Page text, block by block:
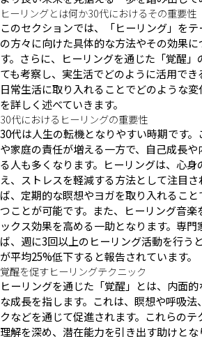
ヒーリングとは何か30代におけるその重要性
このセクションでは、「ヒーリング」を
の方々に向けた具体的な方法やその効果に
す。さらに、ヒーリングを通じた「覚醒」
ても考察し、実生活でどのように活用でき
日常生活に取り入れることでどのような
を詳しく述べていきます。
30代におけるヒーリングの重要性
30代は人生の転機となりやすい時期です
や家庭の責任が増える一方で、自己成長
る人も多くなります。ヒーリングは、心身
え、ストレスを軽減する方法として注目さ
ば、定期的な瞑想やヨガを取り入れるこ
つことが可能です。また、ヒーリング音楽
ックス効果を高める一助となります。専門
ば、週に3回以上のヒーリング活動を行う
が平均25%低下すると報告されています。
覚醒を促すヒーリングテクニック
ヒーリングを通じた「覚醒」とは、内面
な成長を指します。これは、瞑想や呼吸法
クなどを通じて促進されます。これらの
理解を深め、潜在能力を引き出す助けとな